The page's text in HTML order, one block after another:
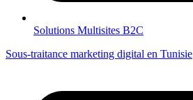
Solutions Multisites B2C
Sous-traitance marketing digital en Tunisie